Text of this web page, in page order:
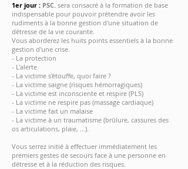
1er jour : PSC. sera consacré à la formation de base
indispensable pour pouvoir prétendre avoir les
rudiments à la bonne gestion d'une situation de
détresse de la vie courante.
Vous aborderez les huits points essentiels à la bonne
gestion d'une crise.
- La protection
- L'alerte
- La victime s'étouffe, quoi faire ?
- La victime saigne (risques hémorragiques)
- La victime est inconsciente et respire (PLS)
- La victime ne respire pas (massage cardiaque)
- La victime fait un malaise
- La victime à un traumatisme (brûlure, cassures des
os articulations, plaie, …).
Vous serrez initié à effectuer immédiatement les
premiers gestes de secours face à une personne en
détresse et à la réduction des risques.